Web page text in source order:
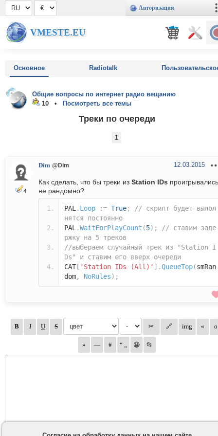
Авторизация
VMESTE.EU
Основное Radiotalk
Общие вопросы по интернет радио вещанию
10 •
Посмотреть все темы
Треки по очереди
1
4
Dim @Dim 12.03.2015
Как сделать, что бы треки из Station IDs проигрывались
не рандомно?
PAL . Loop := True;
// скрипт будет выпол
нятся постоянно
PAL .WaitForPlayCount (5);
// ставим заде
ржку на 5 треков
//выбераем случайный трек из "Station I
Ds" и ставим его вверх очереди
CAT [ 'Station IDs (All)' ].QueueTop(smRan
dom, NoRules);